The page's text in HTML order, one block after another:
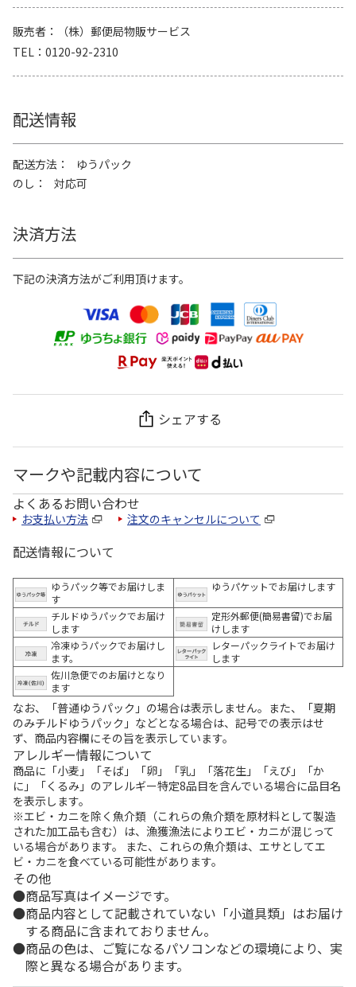
販売者
（株）郵便局物販サービス
TEL
0120-92-2310
配送情報
配送方法
ゆうパック
のし
対応可
決済方法
下記の決済方法がご利用頂けます。
シェアする
マークや記載内容について
よくあるお問い合わせ
お支払い方法 注文のキャンセルについて
配送情報について
ゆうパック等でお届けしま
す
ゆうパケットでお届けします
チルドゆうパックでお届け
します
定形外郵便(簡易書留)でお届
けします
冷凍ゆうパックでお届けし
ます。
レターパックライトでお届け
します
佐川急便でのお届けとなり
ます
なお、「普通ゆうパック」の場合は表示しません。また、「夏期
のみチルドゆうパック」などとなる場合は、記号での表示はせ
ず、商品内容欄にその旨を表示しています。
アレルギー情報について
商品に「小麦」「そば」「卵」「乳」「落花生」「えび」「か
に」「くるみ」のアレルギー特定8品目を含んでいる場合に品目名
を表示します。
※エビ・カニを除く魚介類（これらの魚介類を原材料として製造
された加工品も含む）は、漁獲漁法によりエビ・カニが混じって
いる場合があります。 また、これらの魚介類は、エサとしてエ
ビ・カニを食べている可能性があります。
その他
商品写真はイメージです。
商品内容として記載されていない「小道具類」はお届け
する商品に含まれておりません。
商品の色は、ご覧になるパソコンなどの環境により、実
際と異なる場合があります。